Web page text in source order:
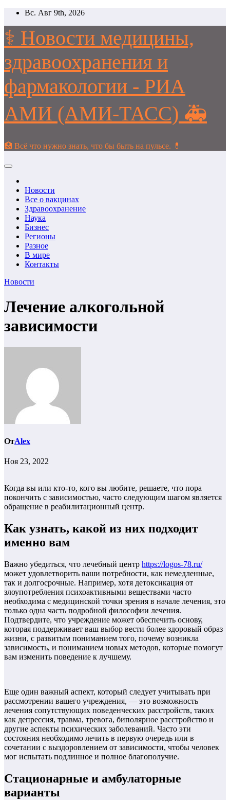
Перейти
содержимому
Вс. Авг 9th, 2026
⚕️ Новости медицины,
здравоохранения и
фармакологии - РИА
АМИ (АМИ-ТАСС) 🚑
🏥 Всё что нужно знать, что бы быть на пульсе. 💊
Новости
Все о вакцинах
Здравоохранение
Наука
Бизнес
Регионы
Разное
В мире
Контакты
Новости
Лечение алкогольной
зависимости
ОтAlex
Ноя 23, 2022
Когда вы или кто-то, кого вы любите, решаете, что пора
покончить с зависимостью, часто следующим шагом является
обращение в реабилитационный центр.
Как узнать, какой из них подходит
именно вам
Важно убедиться, что лечебный центр https://logos-78.ru/
может удовлетворить ваши потребности, как немедленные,
так и долгосрочные. Например, хотя детоксикация от
злоупотребления психоактивными веществами часто
необходима с медицинской точки зрения в начале лечения, это
только одна часть подробной философии лечения.
Подтвердите, что учреждение может обеспечить основу,
которая поддерживает ваш выбор вести более здоровый образ
жизни, с развитым пониманием того, почему возникла
зависимость, и пониманием новых методов, которые помогут
вам изменить поведение к лучшему.
Еще один важный аспект, который следует учитывать при
рассмотрении вашего учреждения, — это возможность
лечения сопутствующих поведенческих расстройств, таких
как депрессия, травма, тревога, биполярное расстройство и
другие аспекты психических заболеваний. Часто эти
состояния необходимо лечить в первую очередь или в
сочетании с выздоровлением от зависимости, чтобы человек
мог испытать подлинное и полное благополучие.
Стационарные и амбулаторные
варианты